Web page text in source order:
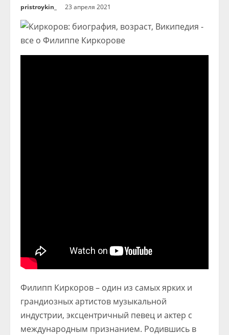
pristroykin_ 23 апреля 2021
Филипп Киркоров – один из самых ярких и
грандиозных артистов музыкальной
индустрии, эксцентричный певец и актер с
международным признанием. Родившись в